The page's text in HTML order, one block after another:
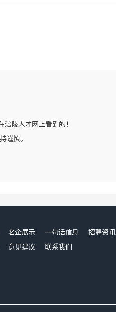
涪陵人才网上看到的！
谨慎。
名企展示 一句话信息 招聘资讯
意见建议 联系我们